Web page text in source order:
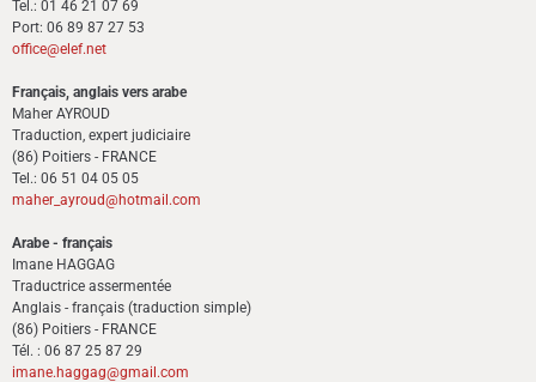
Tel.: 01 46 21 07 69
Port: 06 89 87 27 53
office@elef.net
Français, anglais vers arabe
Maher AYROUD
Traduction, expert judiciaire
(86) Poitiers - FRANCE
Tel.: 06 51 04 05 05
maher_ayroud@hotmail.com
Arabe - français
Imane HAGGAG
Traductrice assermentée
Anglais - français (traduction simple)
(86) Poitiers - FRANCE
Tél. : 06 87 25 87 29
imane.haggag@gmail.com